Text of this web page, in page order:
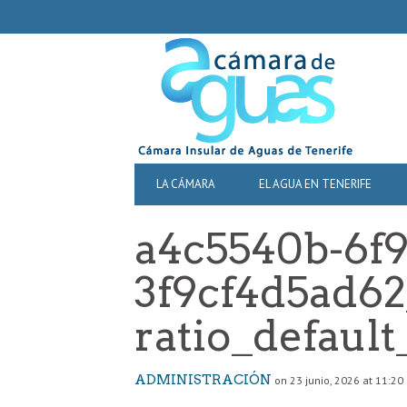
NAVIGATION
PRIMARY
NAVIGATION
LA CÁMARA EL AGUA EN TENERIFE
a4c5540b-
ADMINISTRACIÓN on 23 junio, 2026 at 11:20